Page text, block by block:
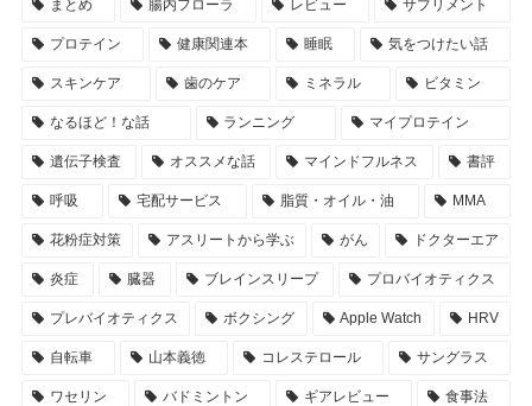
まとめ 腸内フローラ レビュー サプリメント
プロテイン 健康関連本 睡眠 気をつけたい話
スキンケア 歯のケア ミネラル ビタミン
なるほど！な話 ランニング マイプロテイン
遺伝子検査 オススメな話 マインドフルネス 書評
呼吸 宅配サービス 脂質・オイル・油 MMA
花粉症対策 アスリートから学ぶ がん ドクターエア
炎症 臓器 ブレインスリープ プロバイオティクス
プレバイオティクス ボクシング Apple Watch HRV
自転車 山本義徳 コレステロール サングラス
ワセリン バドミントン ギアレビュー 食事法